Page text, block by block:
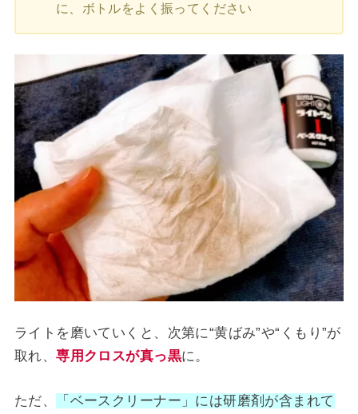
に、ボトルをよく振ってください
ライトを磨いていくと、次第に“黄ばみ”や“くもり”が
取れ、専用クロスが真っ黒に。
ただ、 「ベースクリーナー」には研磨剤が含まれて